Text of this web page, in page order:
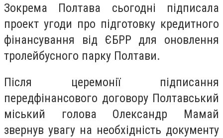
Зокрема Полтава сьогодні підписала
проект угоди про підготовку кредитного
фінансування від ЄБРР для оновлення
тролейбусного парку Полтави.
Після церемонії підписання
передфінансового договору Полтавський
міський голова Олександр Мамай
звернув увагу на необхідність документу